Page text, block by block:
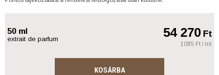
50 ml
extrait de parfum 54 270Ft
1085 Ft / ml
KOSÁRBA